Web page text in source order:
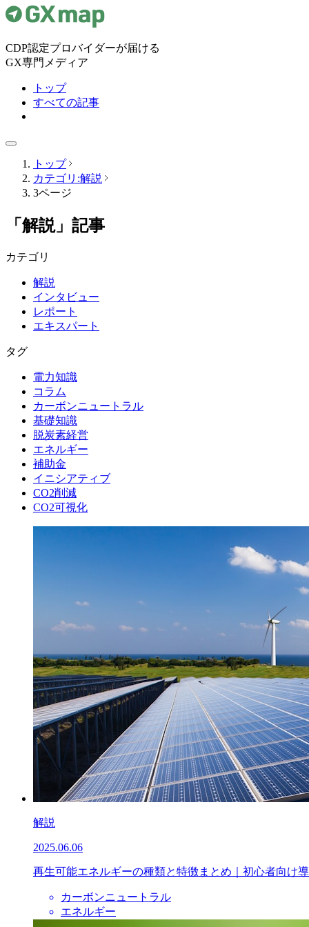
CDP認定プロバイダーが届ける
GX専門メディア
トップ
すべての記事
トップ
カテゴリ:解説
3ページ
「解説」記事
カテゴリ
解説
インタビュー
レポート
エキスパート
タグ
電力知識
コラム
カーボンニュートラル
基礎知識
脱炭素経営
エネルギー
補助金
イニシアティブ
CO2削減
CO2可視化
解説
2025.06.06
再生可能エネルギーの種類と特徴まとめ｜初心者向け
カーボンニュートラル
エネルギー